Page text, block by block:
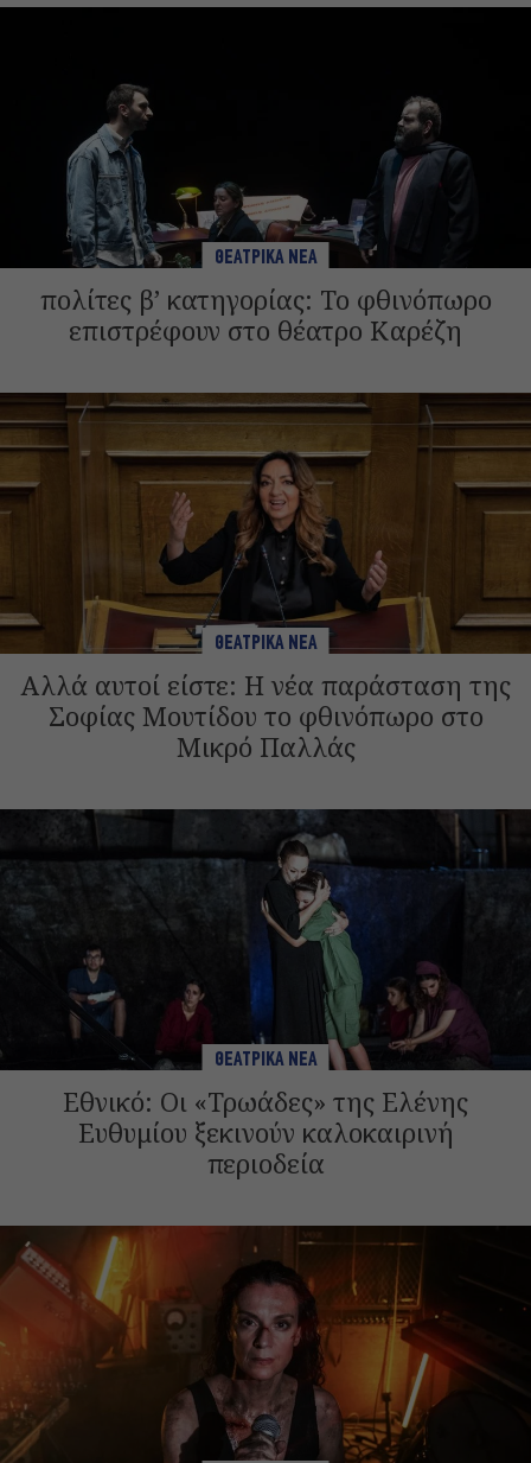
ΘΕΑΤΡΙΚΑ ΝΕΑ
πολίτες β’ κατηγορίας: Το φθινόπωρο
επιστρέφουν στο θέατρο Καρέζη
ΘΕΑΤΡΙΚΑ ΝΕΑ
Αλλά αυτοί είστε: Η νέα παράσταση της
Σοφίας Μουτίδου το φθινόπωρο στο
Μικρό Παλλάς
ΘΕΑΤΡΙΚΑ ΝΕΑ
Εθνικό: Οι «Τρωάδες» της Ελένης
Ευθυμίου ξεκινούν καλοκαιρινή
περιοδεία